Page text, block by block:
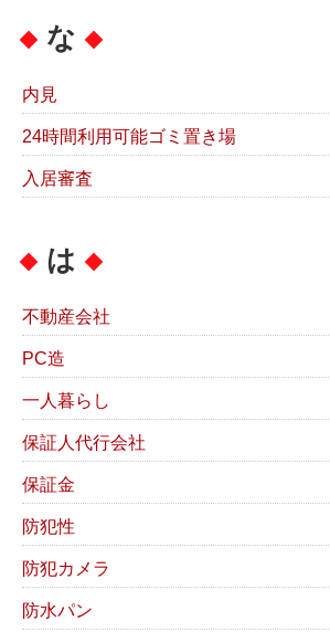
な
内見
24時間利用可能ゴミ置き場
入居審査
は
不動産会社
PC造
一人暮らし
保証人代行会社
保証金
防犯性
防犯カメラ
防水パン